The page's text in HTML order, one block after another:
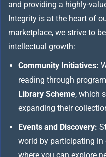
and providing a highly-
Integrity is at the heart of
marketplace, we strive to
intellectual growth:
Community Initiatives:
reading through
Library Scheme, which
expanding their
Events and Discovery:
world by participating in
where you can explore